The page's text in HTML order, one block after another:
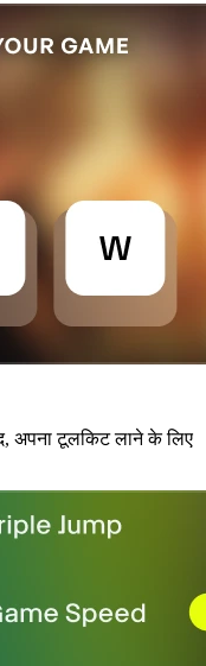
अपना टूलकिट लाने के लिए